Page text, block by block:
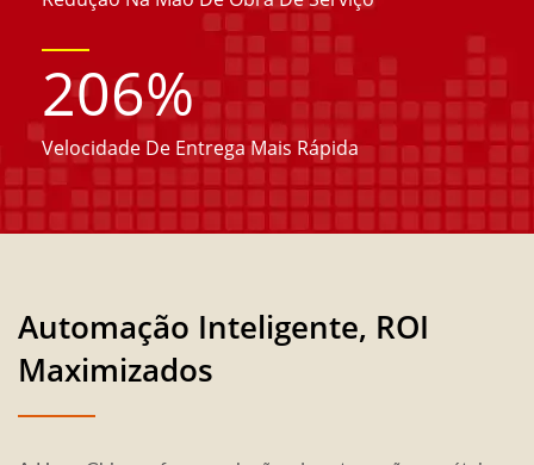
206%
Velocidade De Entrega Mais Rápida
Automação Inteligente, ROI
Maximizados